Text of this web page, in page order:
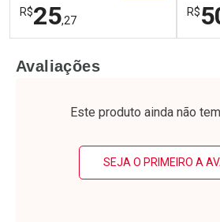
R$25,27
Laboratório
Por Menos
R$
Avaliações
Este produto ainda não
SEJA O PRIMEIRO A